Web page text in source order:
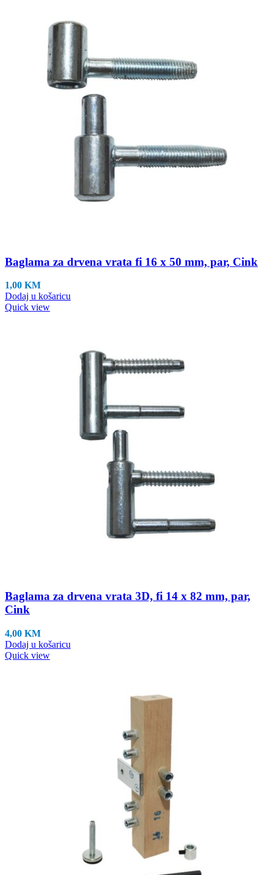
Baglama za drvena vrata fi 16 x 50 mm, par, Cink
1,00 KM
Dodaj u košaricu
Quick view
Baglama za drvena vrata 3D, fi 14 x 82 mm, par,
Cink
4,00 KM
Dodaj u košaricu
Quick view